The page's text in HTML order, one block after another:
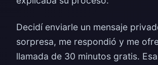
Decidí enviarle un mensaje
sorpresa, me respondió y me
llamada de 30 minutos gratis.